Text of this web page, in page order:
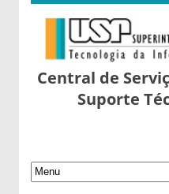
Central de
Suporte